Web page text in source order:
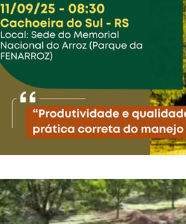
Receitas Segredos da Pecan
Revista Brasil Pecan